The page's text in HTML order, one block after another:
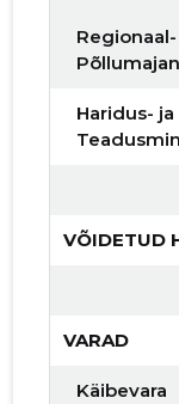
Regionaal-
Haridus- ja
VÕIDETUD
VARAD
Käibevara